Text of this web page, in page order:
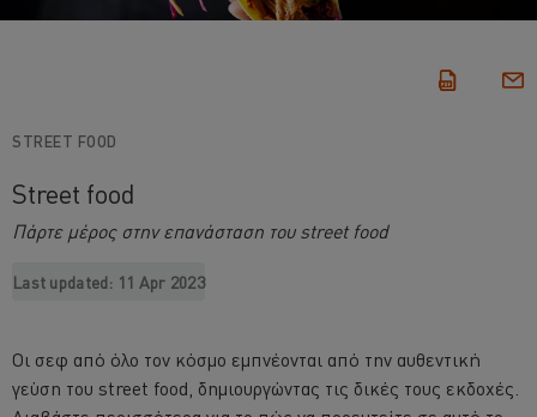
STREET FOOD
Street food
Πάρτε μέρος στην επανάσταση του street food
Last updated: 11 Apr 2023
Οι σεφ από όλο τον κόσμο εμπνέονται από την αυθεντική
γεύση του street food, δημιουργώντας τις δικές τους εκδοχές.